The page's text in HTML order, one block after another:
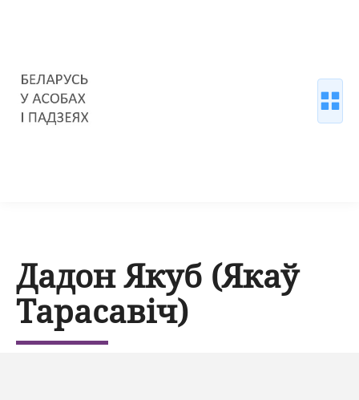
Дадон Якуб (Якаў
Тарасавіч)